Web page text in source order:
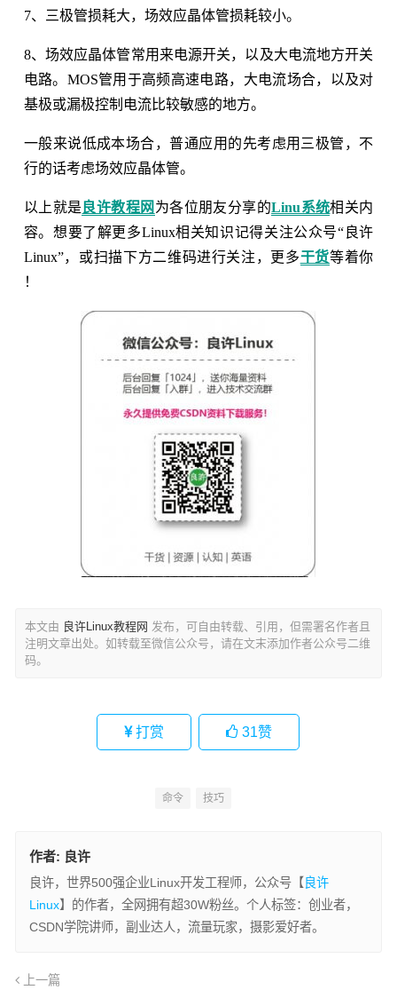
7、三极管损耗大，场效应晶体管损耗较小。
8、场效应晶体管常用来电源开关，以及大电流地方开关
电路。MOS管用于高频高速电路，大电流场合，以及对
基极或漏极控制电流比较敏感的地方。
一般来说低成本场合，普通应用的先考虑用三极管，不
行的话考虑场效应晶体管。
以上就是 良许教程网 为各位朋友分享的Linu系统相关内
容。想要了解更多Linux相关知识记得关注公众号“良许
Linux”，或扫描下方二维码进行关注，更多干货等着你
！
本文由 良许Linux教程网 发布，可自由转载、引用，但需署名作者且
注明文章出处。如转载至微信公众号，请在文末添加作者公众号二维
码。
打赏 31赞
命令 技巧
作者: 良许
良许，世界500强企业Linux开发工程师，公众号【 良许
Linux】的作者，全网拥有超30W粉丝。个人标签：创业者，
CSDN学院讲师，副业达人，流量玩家，摄影爱好者。
上一篇